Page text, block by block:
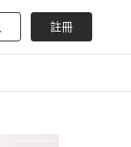
註冊